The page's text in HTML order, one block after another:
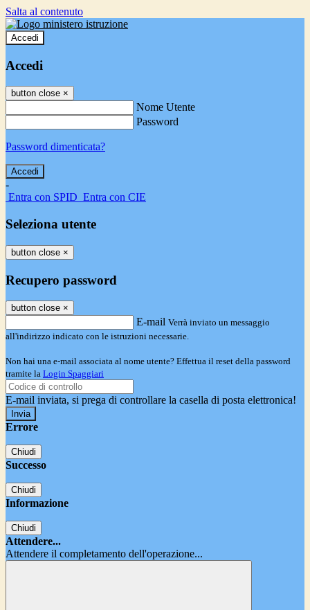
Salta al contenuto
Accedi
Accedi
button close ×
Nome Utente
Password
Password dimenticata?
-
Entra con SPID Entra con CIE
Seleziona utente
button close ×
Recupero password
button close ×
E-mail Verrà inviato un messaggio
all'indirizzo indicato con le istruzioni necessarie.
Non hai una e-mail associata al nome utente? Effettua il reset della password
tramite la Login Spaggiari
E-mail inviata, si prega di controllare la casella di posta elettronica!
Errore
Chiudi
Successo
Chiudi
Informazione
Chiudi
Attendere...
Attendere il completamento dell'operazione...